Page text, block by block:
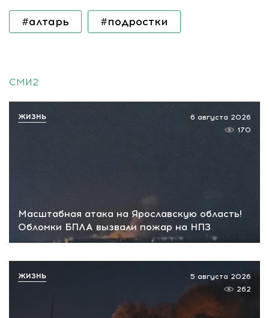
#алтарь #подростки
СМИ2
Масштабная атака на Ярославскую область!
Обломки БПЛА вызвали пожар на НПЗ
6 августа 2026
170
ЖИЗНЬ
5 августа 2026
262
ЖИЗНЬ